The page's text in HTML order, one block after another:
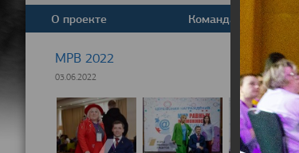
О проекте Команда
МРВ 2022
03.06.2022